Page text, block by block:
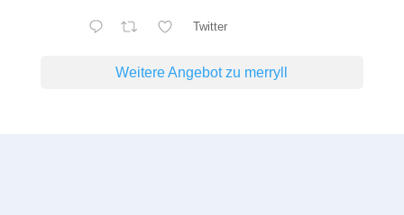
Twitter
Weitere Angebot zu merryll